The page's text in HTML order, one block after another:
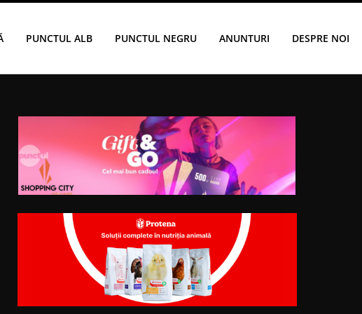
PUNCTUL ALB PUNCTUL NEGRU ANUNTURI DESPRE NOI